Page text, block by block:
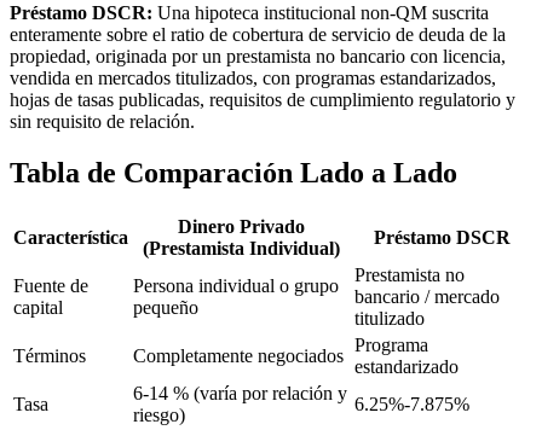
Préstamo DSCR: Una hipoteca institucional non-QM suscrita
enteramente sobre el ratio de cobertura de servicio de deuda de la
propiedad, originada por un prestamista no bancario con licencia,
vendida en mercados titulizados, con programas estandarizados,
hojas de tasas publicadas, requisitos de cumplimiento regulatorio y
sin requisito de relación.
Tabla de Comparación Lado a Lado
Característica
Dinero Privado
(Prestamista Individual)
Préstamo DSCR
Fuente de
capital
Persona individual o grupo
pequeño
Prestamista no
bancario / mercado
titulizado
Términos
Completamente negociados
Programa
estandarizado
Tasa
6-14 % (varía por relación y
riesgo)
6.25%-7.875%